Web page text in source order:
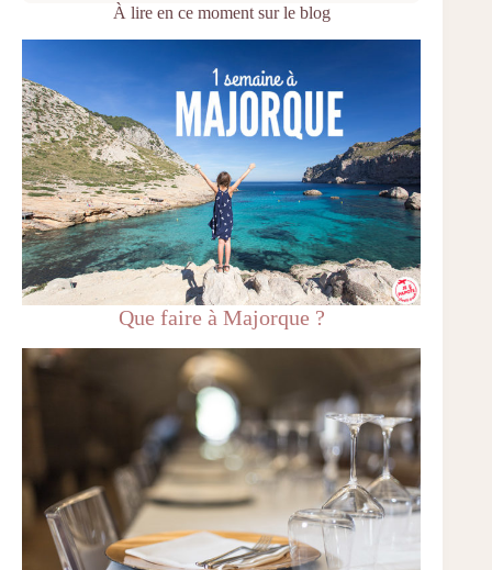
À lire en ce moment sur le blog
Que faire à Majorque ?